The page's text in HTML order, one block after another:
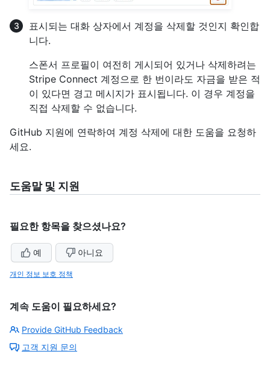
표시되는 대화 상자에서 계정을 삭제할 것인지 확인합
니다.
스폰서 프로필이 여전히 게시되어 있거나 삭제하려는
Stripe Connect 계정으로 한 번이라도 자금을 받은 적
이 있다면 경고 메시지가 표시됩니다. 이 경우 계정을
직접 삭제할 수 없습니다.
GitHub 지원에 연락하여 계정 삭제에 대한 도움을 요청하
세요.
도움말 및 지원
필요한 항목을 찾으셨나요?
예 아니요
개인 정보 보호 정책
계속 도움이 필요하세요?
Provide GitHub Feedback
고객 지원 문의